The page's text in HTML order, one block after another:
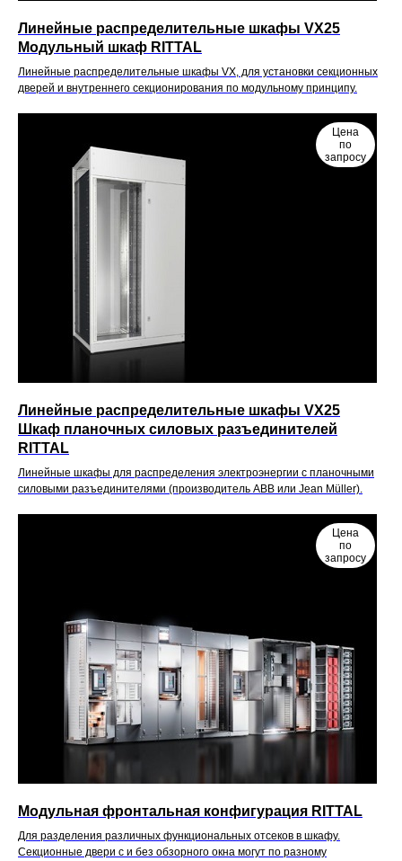
Линейные распределительные шкафы VX25
Модульный шкаф RITTAL
Линейные распределительные шкафы VX, для установки секционных
дверей и внутреннего секционирования по модульному принципу.
Цена
по
запросу
Линейные распределительные шкафы VX25
Шкаф планочных силовых разъединителей
RITTAL
Линейные шкафы для распределения электроэнергии с планочными
силовыми разъединителями (производитель ABB или Jean Müller).
Цена
по
запросу
Модульная фронтальная конфигурация RITTAL
Для разделения различных функциональных отсеков в шкафу.
Секционные двери с и без обзорного окна могут по разному